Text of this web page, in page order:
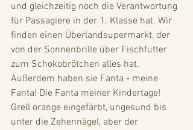
und gleichzeitig noch die Verantwortung
für Passagiere in der 1. Klasse hat. Wir
finden einen Überlandsupermarkt, der
von der Sonnenbrille über Fischfutter
zum Schokobrötchen alles hat.
Außerdem haben sie Fanta - meine
Fanta! Die Fanta meiner Kindertage!
Grell orange eingefärbt, ungesund bis
unter die Zehennägel, aber der